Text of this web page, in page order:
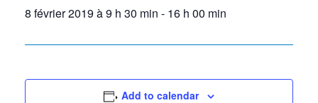
8 février 2019 à 9 h 30 min - 16 h 00 min
Add to calendar